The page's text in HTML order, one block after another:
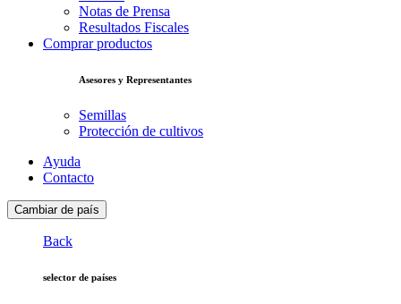
Notas de Prensa
Resultados Fiscales
Comprar productos
Asesores y Representantes
Semillas
Protección de cultivos
Ayuda
Contacto
Cambiar de país
Back
selector de países